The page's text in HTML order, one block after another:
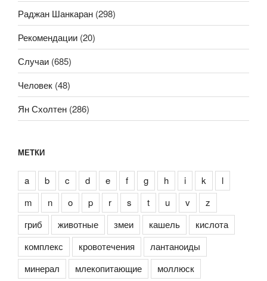
Раджан Шанкаран (298)
Рекомендации (20)
Случаи (685)
Человек (48)
Ян Схолтен (286)
МЕТКИ
a b c d e f g h i k
l
m
n o p r s t u v
z
гриб
животные змеи кашель
кислота
комплекс
кровотечения
лантаноиды
минерал
млекопитающие моллюск